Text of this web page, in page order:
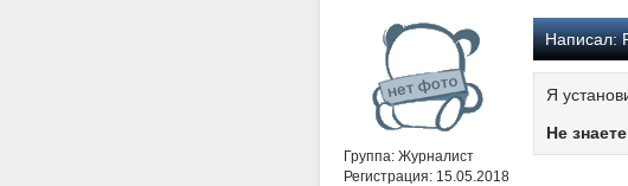
Группа: Журналист
Регистрация: 15.05.2018
Написал:
Я
Не